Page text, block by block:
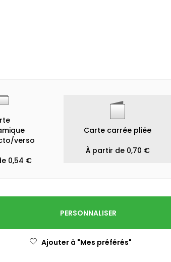
verso
0,54 €
Carte carrée pliée
À partir de 0,70 €
PERSONNALISER
Ajouter à "Mes préférés"